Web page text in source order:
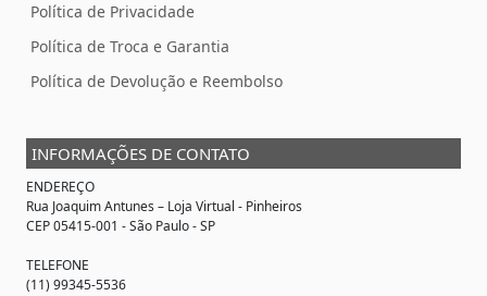
Política de Privacidade
Política de Troca e Garantia
Política de Devolução e Reembolso
INFORMAÇÕES DE CONTATO
ENDEREÇO
Rua Joaquim Antunes – Loja Virtual - Pinheiros
CEP 05415-001 - São Paulo - SP
TELEFONE
(11) 99345-5536